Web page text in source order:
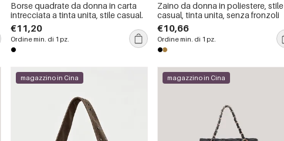
Borse quadrate da donna in carta
intrecciata a tinta unita, stile casual.
€11,20
Ordine min. di 1 pz.
Zaino da donna in poliestere, stile
casual, tinta unita, senza fronzoli
€10,66
Ordine min. di 1 pz.
magazzino in Cina magazzino in Cina